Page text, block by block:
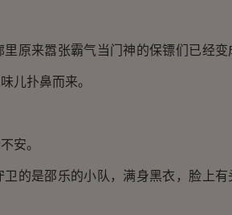
来嚣张霸气当门神的保镖们已经变
儿扑鼻而来。
安。
是邵乐的小队，满身黑衣，脸上有